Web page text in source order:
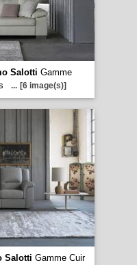
Salotti Gamme
... [6 image(s)]
Salotti Gamme Cuir